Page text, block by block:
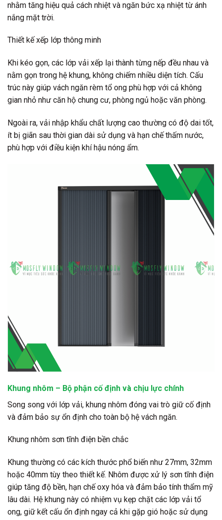
nhằm tăng hiệu quả cách nhiệt và ngăn bức xạ nhiệt từ ánh
nắng mặt trời.
Thiết kế xếp lớp thông minh
Khi kéo gọn, các lớp vải xếp lại thành từng nếp đều nhau và
nằm gọn trong hệ khung, không chiếm nhiều diện tích. Cấu
trúc này giúp vách ngăn rèm tổ ong phù hợp với cả không
gian nhỏ như căn hộ chung cư, phòng ngủ hoặc văn phòng.
Ngoài ra, vải nhập khẩu chất lượng cao thường có độ dai tốt,
ít bị giãn sau thời gian dài sử dụng và hạn chế thấm nước,
phù hợp với điều kiện khí hậu nóng ẩm.
Khung nhôm – Bộ phận cố định và chịu lực chính
Song song với lớp vải, khung nhôm đóng vai trò giữ cố định
và đảm bảo sự ổn định cho toàn bộ hệ vách ngăn.
Khung nhôm sơn tĩnh điện bền chắc
Khung thường có các kích thước phổ biến như 27mm, 32mm
hoặc 40mm tùy theo thiết kế. Nhôm được xử lý sơn tĩnh điện
giúp tăng độ bền, hạn chế oxy hóa và đảm bảo tính thẩm mỹ
lâu dài. Hệ khung này có nhiệm vụ kẹp chặt các lớp vải tổ
ong, giữ kết cấu ổn định ngay cả khi gặp gió hoặc sử dụng